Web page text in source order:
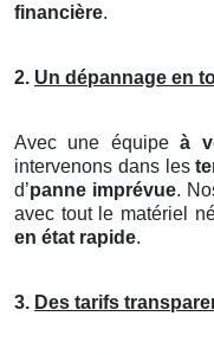
financière.
2. Un dépannage en
Avec une équipeà
intervenons dans les
d’panne imprévue.
avec tout le matériel
en état rapide.
3. Des tarifs